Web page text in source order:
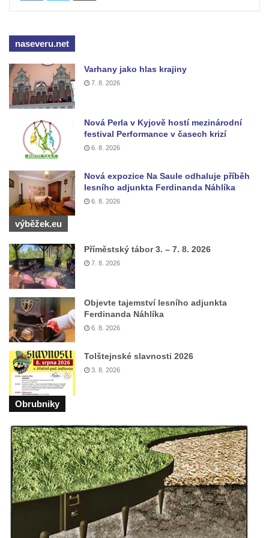
Socha svatého Vincence Ferrerského na
nádvoří kláštera dominikánů v Českých
Budějovicích
Socha svatého Zachariáše na nádvoří
kláštera dominikánů v Českých
Socha svatého Josefa na nádvoří kláštera
dominikánů v Českých Budějovicích
dominikánů v Českých Budějovicích
Socha svatého Dominika na nádvoří
kláštera dominikánů v Českých
Budějovicích
Sousoší Kalvárie před klášterem
dominikánů u Piaristického náměstí v
Českých Budějovicích
Socha svatého Václava u pramene v
Semilech
Pamětní deska Tomáše Garrigue Masaryka
na radnici v Českých Budějovicích
Pamětní deska na biskupské rezidenci v
Českých Budějovicích
Pamětní deska Josefa Hloucha na
Budějovicích
Socha žáby u rybníčku na Náměstí v
Kamenném Újezdě
Pamětní kámen družebních obcí Kamenný
Újezd a Krauchthal v parku na Náměstí v
Kamenném Újezdě
naseveru.net
Varhany jako hlas krajiny
7. 8. 2026
Nová Perla v Kyjově hostí mezinárodní
festival Performance v časech krizí
6. 8. 2026
Nová expozice Na Saule odhaluje příběh
lesního adjunkta Ferdinanda Náhlíka
6. 8. 2026
výběžek.eu
Příměstský tábor 3. – 7. 8. 2026
7. 8. 2026
Objevte tajemství lesního adjunkta
Ferdinanda Náhlíka
6. 8. 2026
Tolštejnské slavnosti 2026
3. 8. 2026
Obrubniky